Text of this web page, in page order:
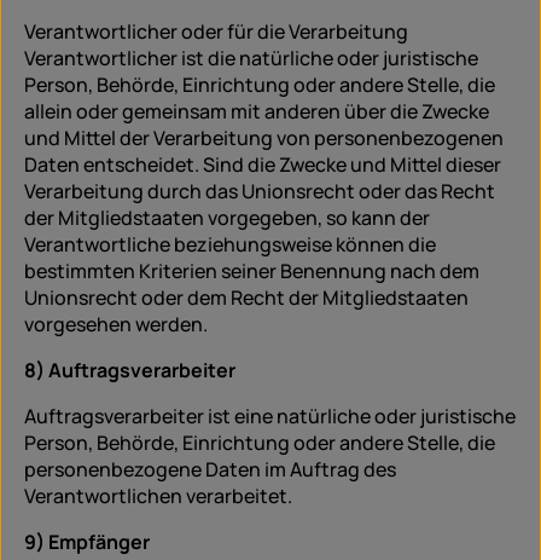
Verantwortlicher oder für die Verarbeitung
Verantwortlicher ist die natürliche oder juristische
Person, Behörde, Einrichtung oder andere Stelle, die
allein oder gemeinsam mit anderen über die Zwecke
und Mittel der Verarbeitung von personenbezogenen
Daten entscheidet. Sind die Zwecke und Mittel dieser
Verarbeitung durch das Unionsrecht oder das Recht
der Mitgliedstaaten vorgegeben, so kann der
Verantwortliche beziehungsweise können die
bestimmten Kriterien seiner Benennung nach dem
Unionsrecht oder dem Recht der Mitgliedstaaten
vorgesehen werden.
8) Auftragsverarbeiter
Auftragsverarbeiter ist eine natürliche oder juristische
Person, Behörde, Einrichtung oder andere Stelle, die
personenbezogene Daten im Auftrag des
Verantwortlichen verarbeitet.
9) Empfänger